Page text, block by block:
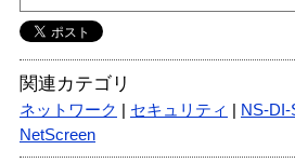
関連カテゴリ
ネットワーク セキュリティ
NS-DI-
NetScreen